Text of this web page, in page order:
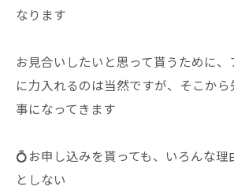
なります
お見合いしたいと思って貰うために、
に力入れるのは当然ですが、そこか
事になってきます
💍お申し込みを貰っても、いろんな理
としない